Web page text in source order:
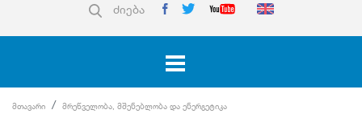
ძიება
მთავარი მრეწველობა, მშენებლობა და ენერგეტიკა